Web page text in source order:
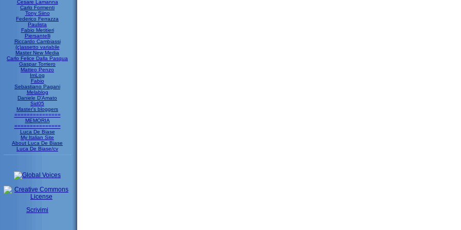
Cesare Lamanna
Carlo Formenti
Tony Siino
Federico Ferrazza
Paulista
Fabio Metitieri
Piersantelli
Riccardo Cambiassi
(c)assetto variabile
Master New Media
Carlo Felice Dalla Pasqua
Gaspar Torriero
Matteo Penzo
ImLog
Fabio
Sebastiano Pagani
Melablog
Daniele D'Amato
Sid05
Master's bloggers
===============
MEMORIA
===============
Luca De Biase
My Italian Site
About Luca De Biase
Luca De Biase/cv
Scrivimi